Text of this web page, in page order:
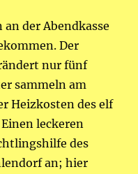
der Abendkasse
Der
nur fünf
sammeln am
Heizkosten des elf
leckeren
des
an; hier